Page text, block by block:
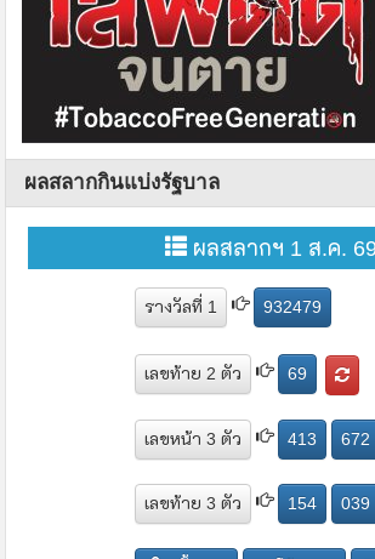
ผลสลากกินแบ่งรัฐบาล